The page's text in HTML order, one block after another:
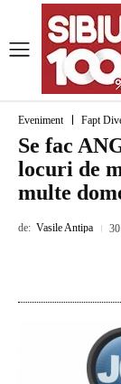
Eveniment Fapt
Se fac
locuri de
multe
de: Vasile Antipa